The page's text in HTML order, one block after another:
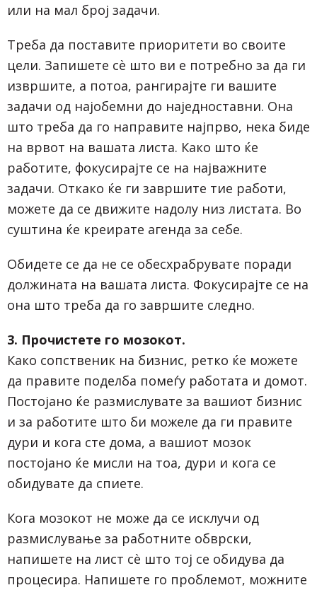
или на мал број задачи.
Треба да поставите приоритети во своите
цели. Запишете сѐ што ви е потребно за да ги
извршите, а потоа, рангирајте ги вашите
задачи од најобемни до наједноставни. Она
што треба да го направите најпрво, нека биде
на врвот на вашата листа. Како што ќе
работите, фокусирајте се на најважните
задачи. Откако ќе ги завршите тие работи,
можете да се движите надолу низ листата. Во
суштина ќе креирате агенда за себе.
Обидете се да не се обесхрабрувате поради
должината на вашата листа. Фокусирајте се на
она што треба да го завршите следно.
3. Прочистете го мозокот.
Како сопственик на бизнис, ретко ќе можете
да правите поделба помеѓу работата и домот.
Постојано ќе размислувате за вашиот бизнис
и за работите што би можеле да ги правите
дури и кога сте дома, а вашиот мозок
постојано ќе мисли на тоа, дури и кога се
обидувате да спиете.
Кога мозокот не може да се исклучи од
размислување за работните обврски,
напишете на лист сѐ што тој се обидува да
процесира. Напишете го проблемот, можните